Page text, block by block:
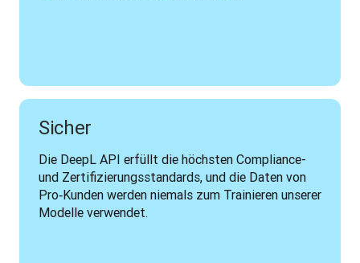
Sicher
Die DeepL API erfüllt die höchsten Compliance-
und Zertifizierungsstandards, und die Daten von
Pro‑Kunden werden niemals zum Trainieren unserer
Modelle verwendet.